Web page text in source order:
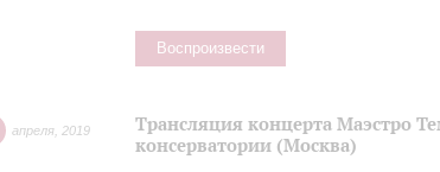
Воспроизвести
апреля 2019
Трансляция концерта Маэстро
консерватории (Москва)